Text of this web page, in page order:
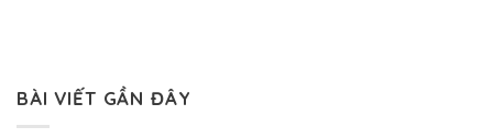
BÀI VIẾT GẦN ĐÂY